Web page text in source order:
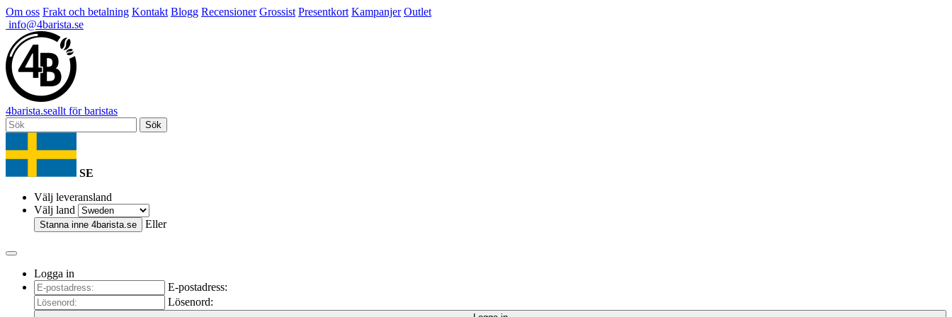
Om oss Frakt och betalning Kontakt Blogg Recensioner Grossist Presentkort Kampanjer Outlet
info@4barista.se
4barista.seallt för baristas
Sök
SE
Välj leveransland
Välj land
Stanna inne 4barista.se Eller
Logga in
E-postadress:
Lösenord: